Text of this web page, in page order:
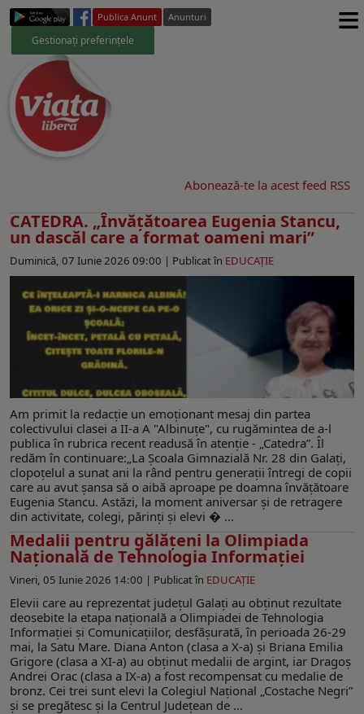
Publica Anunt Anunturi
Gestionați preferințele ≡
Abonează-te la acest feed RSS
CATEDRA. „Învățătoarea Eugenia Stancu,
un dascăl care a format oameni mari”
Duminică, 07 Iunie 2026 09:00 | Publicat în EDUCAŢIE
Am primit la redacţie un emoţionant mesaj din partea
colectivului clasei a II-a A "Albinuţe", cu rugămintea de a-l
publica în rubrica recent readusă în atenţie - „Catedra”. Îl
redăm în continuare:„La Școala Gimnazială Nr. 28 din Galați,
clopoțelul a sunat ani la rând pentru generații întregi de copii
care au avut șansa să o aibă aproape pe doamna învățătoare
Eugenia Stancu. Astăzi, la moment aniversar și de retragere
din activitate, colegi, părinți și elevi � ...
Medalii pentru gălăţeni la Olimpiada
Naţională de Tehnologia Informației
Vineri, 05 Iunie 2026 14:00 | Publicat în EDUCAŢIE
Elevii care au reprezentat județul Galați au obținut rezultate
deosebite la etapa națională a Olimpiadei de Tehnologia
Informației și Comunicațiilor, desfăşurată, în perioada 26-29
mai, la Satu Mare. Diana Anton (clasa a X-a) și Briana Emilia
Grigore (clasa a XI-a) au obținut medalii de argint, iar Dragoș
Andrei Orac (clasa a IX-a) a fost recompensat cu medalie de
bronz. Cei trei sunt elevi la Colegiul Național „Costache Negri”
şi se pregătesc şi la Centrul Județean de ...